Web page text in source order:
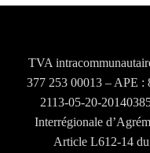
TVA
377 253 00013 – APE
2113-05-20-
Interrégionale
Article L612-14 du